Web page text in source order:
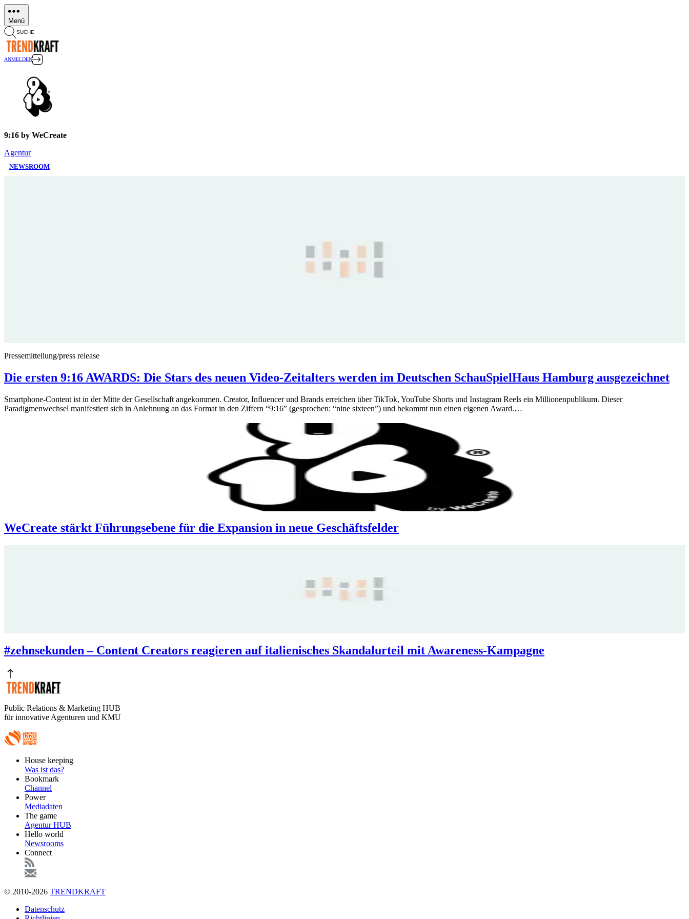
Direkt
zum
Inhalt
Menü
SUCHE
ANMELDEN
9:16 by WeCreate
Agentur
NEWSROOM
Pressemitteilung/press release
Die ersten 9:16 AWARDS: Die Stars des neuen Video-Zeitalters werden im Deutschen SchauSpielHaus Hamburg ausgezeichnet
Smartphone-Content ist in der Mitte der Gesellschaft angekommen. Creator, Influencer und Brands erreichen über TikTok, YouTube Shorts und Instagram Reels ein Millionenpublikum. Dieser
Paradigmenwechsel manifestiert sich in Anlehnung an das Format in den Ziffern “9:16” (gesprochen: “nine sixteen”) und bekommt nun einen eigenen Award.…
WeCreate stärkt Führungsebene für die Expansion in neue Geschäftsfelder
#zehnsekunden – Content Creators reagieren auf italienisches Skandalurteil mit Awareness-Kampagne
Public Relations & Marketing HUB
für innovative Agenturen und KMU
FooterHouse keeping
Was ist das?
Bookmark
Channel
Power
Mediadaten
The game
Agentur HUB
Hello world
Newsrooms
Connect
© 2010-2026 TRENDKRAFT
FußzeileDatenschutz